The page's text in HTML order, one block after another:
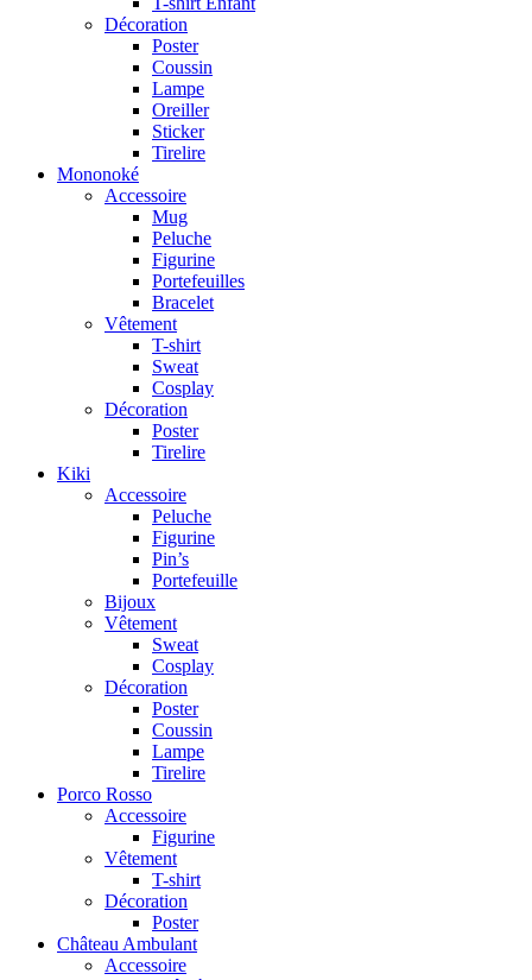
Décoration
Poster
Coussin
Lampe
Oreiller
Sticker
Tirelire
Mononoké
Accessoire
Mug
Peluche
Figurine
Portefeuilles
Bracelet
Vêtement
T-shirt
Sweat
Cosplay
Décoration
Poster
Tirelire
Kiki
Accessoire
Peluche
Figurine
Pin’s
Portefeuille
Bijoux
Vêtement
Sweat
Cosplay
Décoration
Poster
Coussin
Lampe
Tirelire
Porco Rosso
Accessoire
Figurine
Vêtement
T-shirt
Décoration
Poster
Château Ambulant
Accessoire